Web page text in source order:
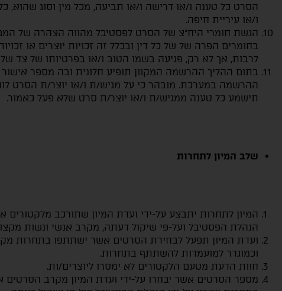
הסרט כל טענה ו/או דרישה ו/או תביעה, מכל מין וסוג שהוא,
ו/או עיריית חיפה.
הגשת חומרי היח"צ של הסרט לפסטיבל מהווה הצהרה של
בחומרים הפרה של של כל דין ובכלל זה זכויות יוצרים או
לרבות, אך לא רק, פגיעה בשמו הטוב ו/או בפרטיותו של צד
בתום ההליך ההרשמה המקוון תופיע חלונית ובה מספר
ההרשמה במערכת. מובהר כי על מגיש/ת ו/או יוצר/ת הסרט
תישמע כל טענה ממגיש/ת ו/או יוצר/ת סרט שלא פעל כאמור.
שלב המיון לתחרות
המיון לתחרות יתבצע על-ידי ועדת המיון שתורכב מלקטורים
הנהלת הפסטיבל ועל-פי שיקול דעתה, מקרב אנשי ונשות
ועדת המיון תפעל לבחירת הסרטים אשר ישתתפו בתחרות
וכמוגדר למועמדות להשתתף בתחרות.
חוות הדעת מטעם הלקטורים לא ימסרו ליוצרים/ות.
מספר הסרטים אשר יבחרו על-ידי ועדת המיון מקרב